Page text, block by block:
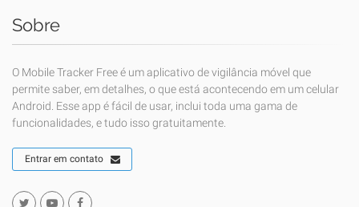
Sobre
O Mobile Tracker Free é um aplicativo de vigilância móvel que
permite saber, em detalhes, o que está acontecendo em um celular
Android. Esse app é fácil de usar, inclui toda uma gama de
funcionalidades, e tudo isso gratuitamente.
Entrar em contato